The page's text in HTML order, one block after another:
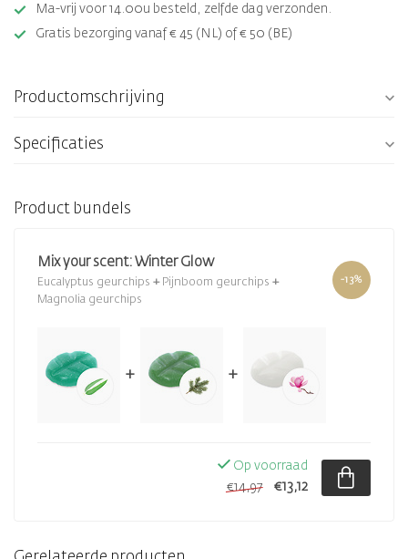
Ma-vrij voor 14.00u besteld, zelfde dag verzonden.
Gratis bezorging vanaf € 45 (NL) of € 50 (BE)
Productomschrijving
Specificaties
Product bundels
Mix your scent: Winter Glow
Eucalyptus geurchips + Pijnboom geurchips +
Magnolia geurchips
-13%
+ +
Op voorraad
€14,97
€13,12